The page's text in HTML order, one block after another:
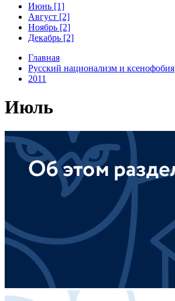
Июнь [1]
Август [2]
Ноябрь [2]
Декабрь [2]
Главная
Русский национализм и ксенофобия
2011
Июль